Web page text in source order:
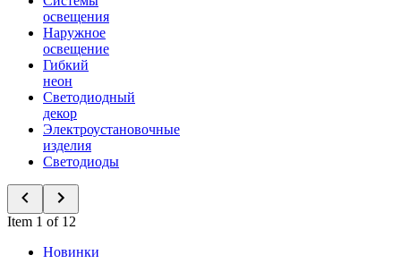
освещения
Наружное
освещение
Гибкий
неон
Светодиодный
декор
Электроустановочные
изделия
Светодиоды
Item 1 of 12
Новинки